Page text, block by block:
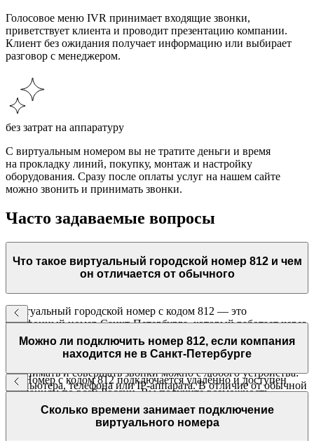
Голосовое меню IVR принимает входящие звонки,
приветствует клиента и проводит презентацию компании.
Клиент без ожидания получает информацию или выбирает
разговор с менеджером.
без затрат на аппаратуру
С виртуальным номером вы не тратите деньги и время
на прокладку линий, покупку, монтаж и настройку
оборудования. Сразу после оплаты услуг на нашем сайте
можно звонить и принимать звонки.
Часто задаваемые вопросы
Что такое виртуальный городской номер 812 и чем
он отличается от обычного
Виртуальный городской номер с кодом 812 — это
телефонный номер Санкт-Петербурга, который работает через
интернет.
Он не привязан к конкретной физической линии или офису.
Принимать и совершать звонки можно с любого устройства:
компьютера, телефона или IP-аппарата. В отличие от обычной
установки оборудования.
Можно ли подключить номер 812, если компания
находится не в Санкт-Петербурге
Да. Номер с кодом 812 подключается удалённо и доступен
компаниям по всей России. Вы получите возможность
обслуживать клиентов из Санкт-Петербурга, даже если
находитесь в другом регионе. Все звонки обрабатывает
облачная АТС МТТ.
Сколько времени занимает подключение
виртуального номера